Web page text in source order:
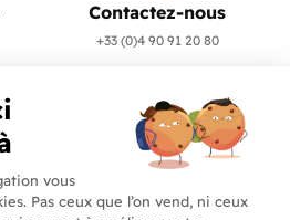
Contactez-nous
+33 (0)4 90 91 20 80